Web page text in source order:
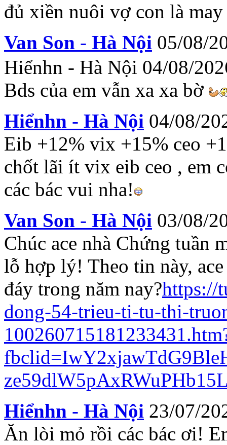
đủ xiền nuôi vợ con là
Van Son - Hà Nội 05/08/
Hiểnhn - Hà Nội 04/08/
Bds của em vẫn xa xa bờ
Hiểnhn - Hà Nội 04/08/
Eib +12% vix +15% ceo
chốt lãi ít vix eib ceo , em
các bác vui nha!
Van Son - Hà Nội 03/08/
Chúc ace nhà Chứng
lỗ hợp lý! Theo tin này,
đáy trong năm nay?https://
dong-54-trieu-ti-tu-thi-
Hiểnhn - Hà Nội 23/07/
Ăn lòi mỏ rồi các bác ơi!